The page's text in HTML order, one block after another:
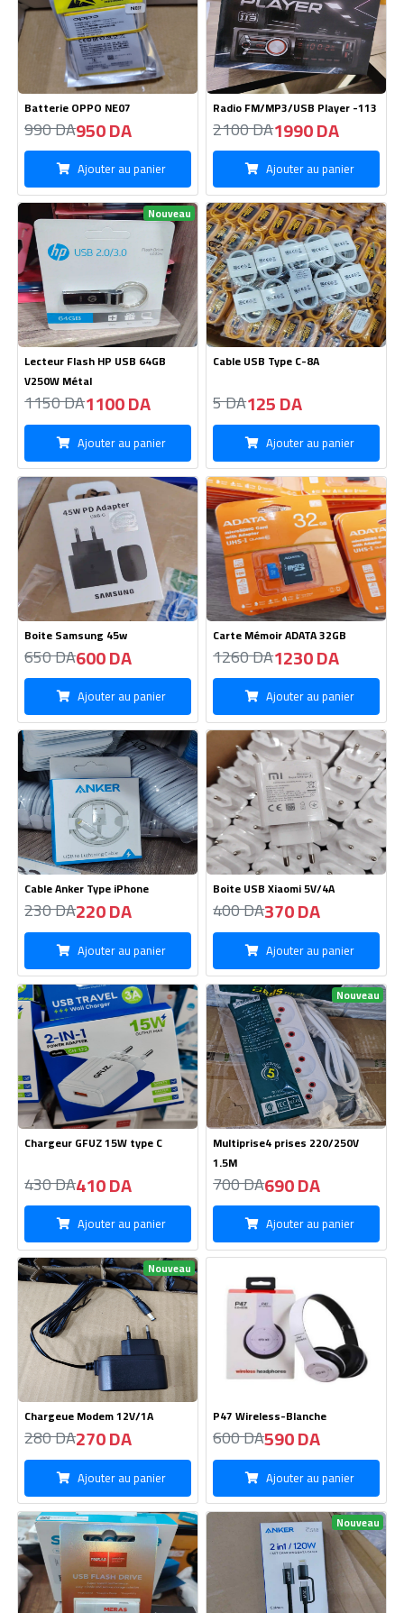
Batterie OPPO NE07
990 DA950 DA
Ajouter au panier
Radio FM/MP3/USB Player -113
2100 DA1990 DA
Ajouter au panier
Nouveau
Lecteur Flash HP USB 64GB
V250W Métal
1150 DA1100 DA
Ajouter au panier
Cable USB Type C-8A
5 DA125 DA
Ajouter au panier
Boite Samsung 45w
650 DA600 DA
Ajouter au panier
Carte Mémoir ADATA 32GB
1260 DA1230 DA
Ajouter au panier
Cable Anker Type iPhone
230 DA220 DA
Ajouter au panier
Boite USB Xiaomi 5V/4A
400 DA370 DA
Ajouter au panier
Chargeur GFUZ 15W type C
430 DA410 DA
Ajouter au panier
Nouveau
Multiprise4 prises 220/250V
1.5M
700 DA690 DA
Ajouter au panier
Nouveau
Chargeue Modem 12V/1A
280 DA270 DA
Ajouter au panier
P47 Wireless-Blanche
600 DA590 DA
Ajouter au panier
Nouveau